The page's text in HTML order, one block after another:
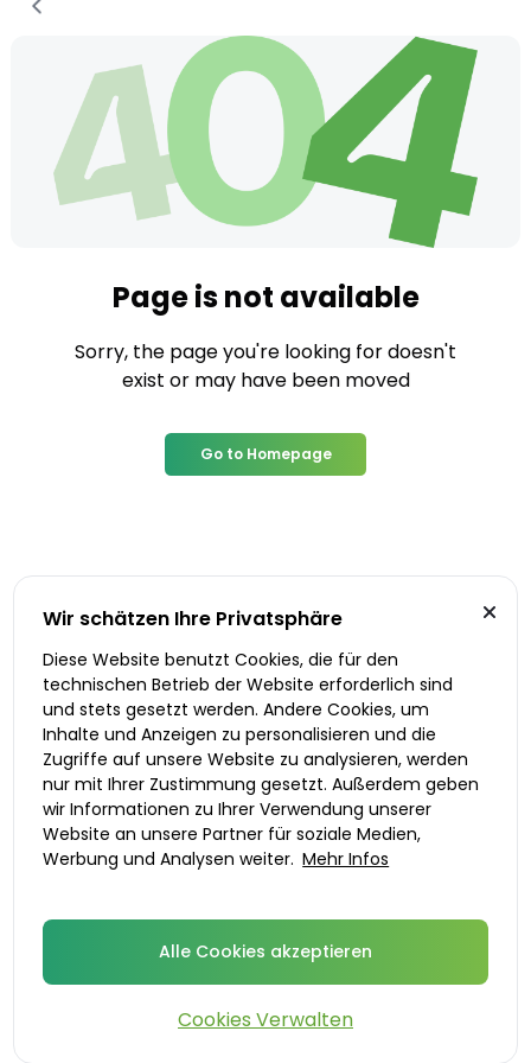
Page is not available
Sorry, the page you're looking for doesn't
exist or may have been moved
Go to Homepage
Wir schätzen Ihre Privatsphäre
Diese Website benutzt Cookies, die für den
technischen Betrieb der Website erforderlich sind
und stets gesetzt werden. Andere Cookies, um
Inhalte und Anzeigen zu personalisieren und die
Zugriffe auf unsere Website zu analysieren, werden
nur mit Ihrer Zustimmung gesetzt. Außerdem geben
wir Informationen zu Ihrer Verwendung unserer
Website an unsere Partner für soziale Medien,
Werbung und Analysen weiter. Mehr Infos
Alle Cookies akzeptieren
Cookies Verwalten